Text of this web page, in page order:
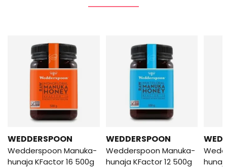
WEDDERSPOON
Wedderspoon Manuka-
hunaja KFactor 16 500g
WEDDERSPOON
Wedderspoon Manuka-
hunaja KFactor 12 500g